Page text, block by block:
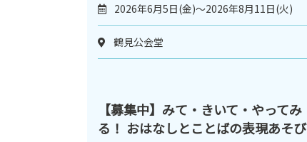
2026年6月5日(金)～2026年8月11日(火)
鶴見公会堂
【募集中】みて・きいて・やってみ
る！ おはなしとことばの表現あそび